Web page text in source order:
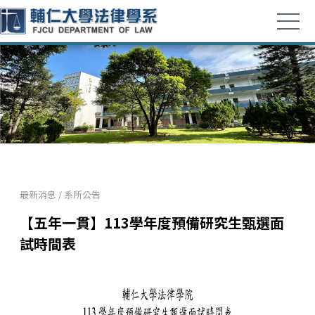
最新消息 / 系所公告
【五年一貫】113學年度預備研究生甄選面
試時間表